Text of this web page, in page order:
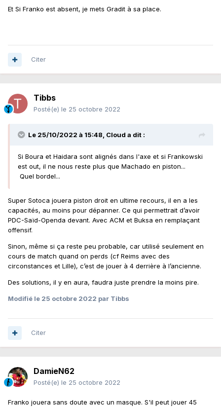
Et Si Franko est absent, je mets Gradit à sa place.
Citer
Tibbs
Posté(e) le 25 octobre 2022
Le 25/10/2022 à 15:48, Cloud a dit :
Si Boura et Haidara sont alignés dans l'axe et si Frankowski
est out, il ne nous reste plus que Machado en piston...
Quel bordel...
Super Sotoca jouera piston droit en ultime recours, il en a les
capacités, au moins pour dépanner. Ce qui permettrait d’avoir
PDC-Saïd-Openda devant. Avec ACM et Buksa en remplaçant
offensif.
Sinon, même si ça reste peu probable, car utilisé seulement en
cours de match quand on perds (cf Reims avec des
circonstances et Lille), c’est de jouer à 4 derrière à l’ancienne.
Des solutions, il y en aura, faudra juste prendre la moins pire.
Modifié le 25 octobre 2022 par Tibbs
Citer
DamieN62
Posté(e) le 25 octobre 2022
Franko jouera sans doute avec un masque. S'il peut jouer 45